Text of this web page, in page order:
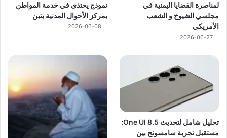
لمناصرة القضايا اليمنية في
مجلسي الشيوخ و الشعب
الأمريكي
2026-06-27
نموذج يحتذى في خدمة المواطن
بمركز الأحوال المدنية بتبن
2026-06-08
تحليل شامل لتحديث One UI 8.5:
مستقبل تجربة سامسونج بين